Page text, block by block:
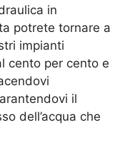
in
potrete tornare a
impianti
cento per cento e
il
dell’acqua che